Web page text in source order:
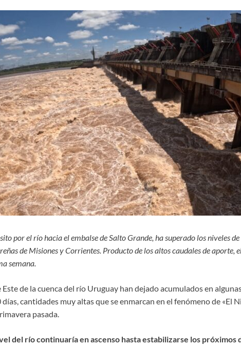
por el río hacia el embalse de Salto Grande, ha superado los niveles
de Misiones y Corrientes. Producto de los altos caudales de aporte,
semana.
de la cuenca del río Uruguay han dejado acumulados en
cantidades muy altas que se enmarcan en el fenómeno de «El
pasada.
del río continuaría en ascenso hasta estabilizarse los próximos